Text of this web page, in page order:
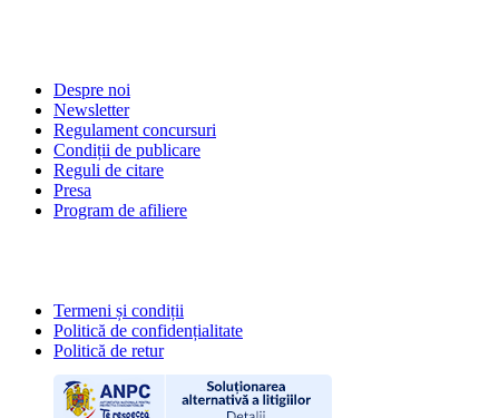
Despre noi
Newsletter
Regulament concursuri
Condiții de publicare
Reguli de citare
Presa
Program de afiliere
Termeni și condiții
Politică de confidențialitate
Politică de retur